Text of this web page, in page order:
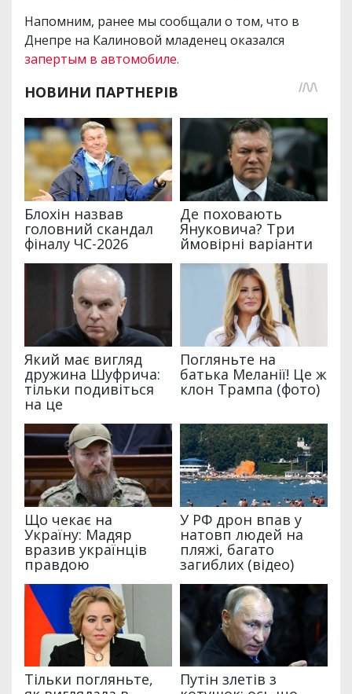
Напомним, ранее мы сообщали о том, что в
Днепре на Калиновой младенец оказался
запертым в автомобиле.